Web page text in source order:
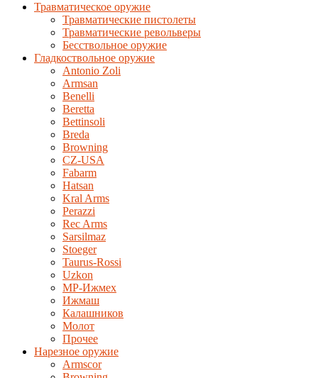
Травматическое оружие
Травматические пистолеты
Травматические револьверы
Бесствольное оружие
Гладкоствольное оружие
Antonio Zoli
Armsan
Benelli
Beretta
Bettinsoli
Breda
Browning
CZ-USA
Fabarm
Hatsan
Kral Arms
Perazzi
Rec Arms
Sarsilmaz
Stoeger
Taurus-Rossi
Uzkon
MP-Ижмех
Ижмаш
Калашников
Молот
Прочее
Нарезное оружие
Armscor